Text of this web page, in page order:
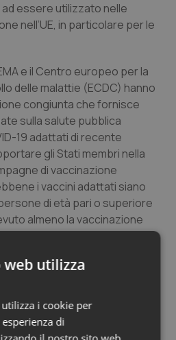
essere utilizzato nelle
nell’UE, in particolare per le
e il Centro europeo per la
delle malattie (ECDC) hanno
congiunta che fornisce
sulla salute pubblica
19 adattati di recente
gli Stati membri nella
di vaccinazione
i vaccini adattati siano
di età pari o superiore
almeno la vaccinazione
l’ECDC e l’EMA hanno
sono più a rischio di
determinati fattori di rischio.
Stati membri dell’UE
ricevere quali vaccini e
utilizza
i cookie per
di